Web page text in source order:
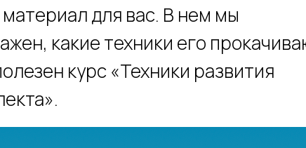
для вас. В нем мы
какие техники его
курс «Техники развития